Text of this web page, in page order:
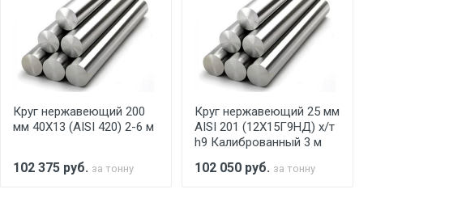
разгружаемого а/м. На разгрузку автомобиля
Круг нержавеющий 200
мм 40Х13 (AISI 420) 2-6 м
102 375 руб. за тонну
Круг нержавеющий 25 мм
AISI 201 (12Х15Г9НД) х/т
h9 Калиброванный 3 м
102 050 руб. за тонну